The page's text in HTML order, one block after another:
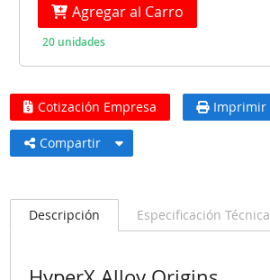
Agregar al Carro
20 unidades
Cotización Empresa Imprimir
Compartir
Descripción Especificación Técnica